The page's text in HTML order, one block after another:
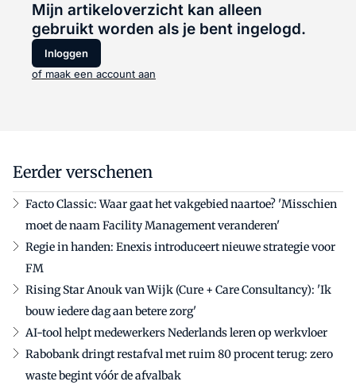
Mijn artikeloverzicht kan alleen
gebruikt worden als je bent ingelogd.
Inloggen
of maak een account aan
Eerder verschenen
Facto Classic: Waar gaat het vakgebied naartoe? 'Misschien
moet de naam Facility Management veranderen'
Regie in handen: Enexis introduceert nieuwe strategie voor
FM
Rising Star Anouk van Wijk (Cure + Care Consultancy): 'Ik
bouw iedere dag aan betere zorg'
AI-tool helpt medewerkers Nederlands leren op werkvloer
Rabobank dringt restafval met ruim 80 procent terug: zero
waste begint vóór de afvalbak